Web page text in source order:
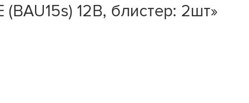
12В, блистер: 2шт»